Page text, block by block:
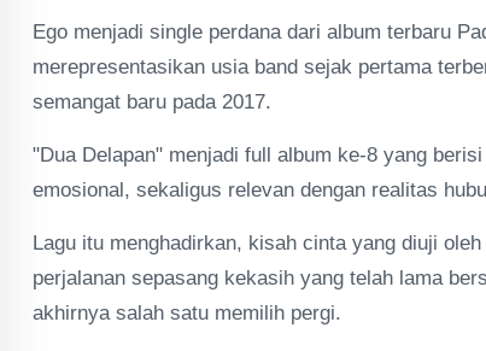
Ego menjadi single perdana dari album terbaru
merepresentasikan usia band sejak pertama
semangat baru pada 2017.
"Dua Delapan" menjadi full album ke-8 yang
emosional, sekaligus relevan dengan realitas
Lagu itu menghadirkan, kisah cinta yang diuji
perjalanan sepasang kekasih yang telah lama
akhirnya salah satu memilih pergi.